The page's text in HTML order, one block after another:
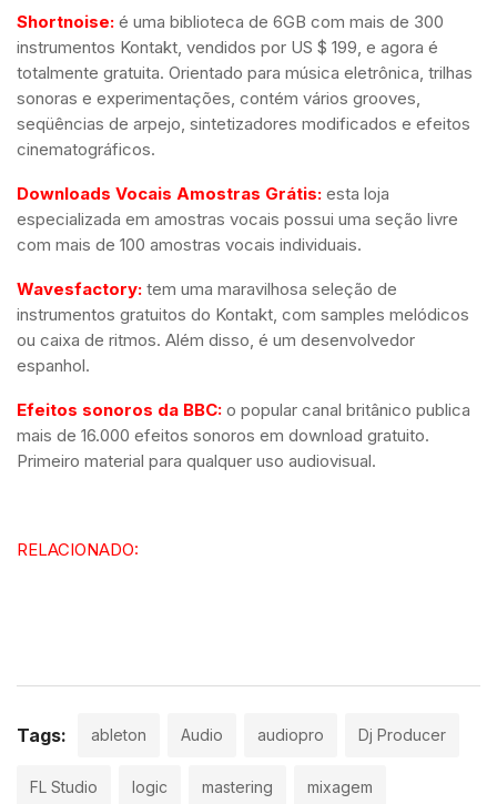
Shortnoise: é uma biblioteca de 6GB com mais de 300
instrumentos Kontakt, vendidos por US $ 199, e agora é
totalmente gratuita. Orientado para música eletrônica, trilhas
sonoras e experimentações, contém vários grooves,
seqüências de arpejo, sintetizadores modificados e efeitos
cinematográficos.
Downloads Vocais Amostras Grátis: esta loja
especializada em amostras vocais possui uma seção livre
com mais de 100 amostras vocais individuais.
Wavesfactory: tem uma maravilhosa seleção de
instrumentos gratuitos do Kontakt, com samples melódicos
ou caixa de ritmos. Além disso, é um desenvolvedor
espanhol.
Efeitos sonoros da BBC: o popular canal britânico publica
mais de 16.000 efeitos sonoros em download gratuito.
Primeiro material para qualquer uso audiovisual.
RELACIONADO:
Tags: ableton Audio audiopro Dj Producer
FL Studio logic mastering mixagem